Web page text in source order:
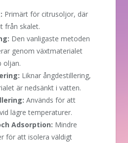
Primärt för citrusoljor, där
från skalet.
Den vanligaste metoden
genom växtmaterialet
oljan.
Liknar ångdestillering,
är nedsänkt i vatten.
Används för att
lägre temperaturer.
Adsorption: Mindre
för att isolera väldigt